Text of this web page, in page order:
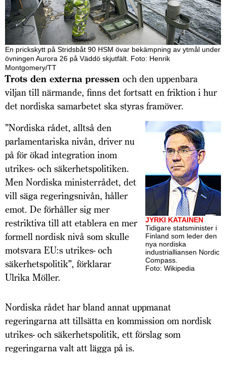
En prickskytt på Stridsbåt 90 HSM övar bekämpning av ytmål under
övningen Aurora 26 på Väddö skjutfält. Foto: Henrik
Montgomery/TT
Trots den externa pressen och den uppenbara
viljan till närmande, finns det fortsatt en friktion i hur
det nordiska samarbetet ska styras framöver.
JYRKI KATAINEN
Tidigare stats­minister i
Finland som leder den
nya nordiska
industrialliansen Nordic
Compass.
Foto: Wikipedia
”Nordiska rådet, alltså den
parlamentariska nivån, driver nu
på för ökad integration inom
utrikes- och säkerhetspolitiken.
Men Nordiska ministerrådet, det
vill säga regeringsnivån, håller
emot. De förhåller sig mer
restriktiva till att etablera en mer
formell nordisk nivå som skulle
motsvara EU:s utrikes- och
säkerhetspolitik”, förklarar
Ulrika Möller.
Nordiska rådet har bland annat uppmanat
regeringarna att tillsätta en kommission om nordisk
utrikes- och säkerhetspolitik, ett förslag som
regeringarna valt att lägga på is.